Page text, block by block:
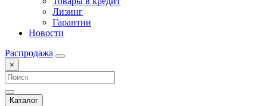
Лизинг
Гарантии
Новости
Распродажа
×
Каталог